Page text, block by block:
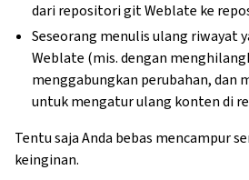
dari repositori git Weblate ke
Seseorang menulis ulang riwayat
Weblate (mis. dengan
menggabungkan perubahan, dan
untuk mengatur ulang konten di
Tentu saja Anda bebas mencampur
keinginan.